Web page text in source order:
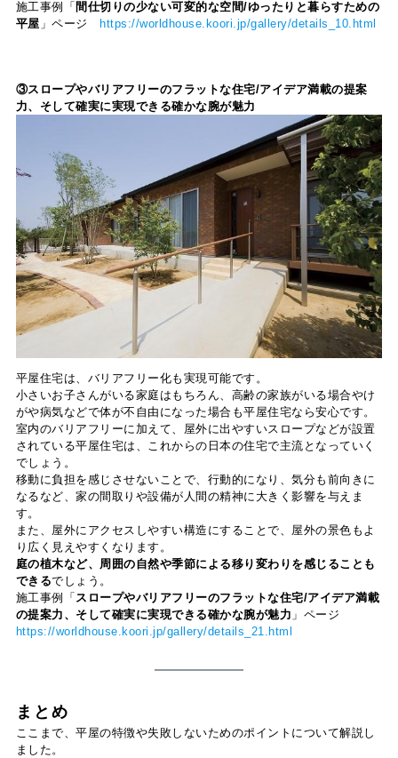
施工事例「 間仕切りの少ない可変的な空間/ゆったりと暮らすための
平屋 」ページ https://worldhouse.koori.jp/gallery/details_10.html
③スロープやバリアフリーのフラットな住宅/アイデア満載の提案
力、そして確実に実現できる確かな腕が魅力
平屋住宅は、バリアフリー化も実現可能です。
小さいお子さんがいる家庭はもちろん、高齢の家族がいる場合やけ
がや病気などで体が不自由になった場合も平屋住宅なら安心です。
室内のバリアフリーに加えて、屋外に出やすいスロープなどが設置
されている平屋住宅は、これからの日本の住宅で主流となっていく
でしょう。
移動に負担を感じさせないことで、行動的になり、気分も前向きに
なるなど、家の間取りや設備が人間の精神に大きく影響を与えま
す。
また、屋外にアクセスしやすい構造にすることで、屋外の景色もよ
り広く見えやすくなります。
庭の植木など、周囲の自然や季節による移り変わりを感じることも
できるでしょう。
施工事例「 スロープやバリアフリーのフラットな住宅/アイデア満載
の提案力、そして確実に実現できる確かな腕が魅力 」ページ
https://worldhouse.koori.jp/gallery/details_21.html
まとめ
ここまで、平屋の特徴や失敗しないためのポイントについて解説し
ました。